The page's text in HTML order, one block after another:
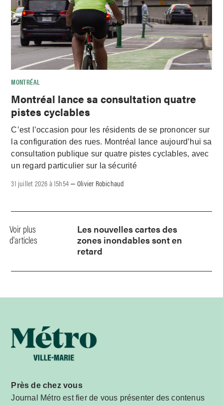
MONTRÉAL
Montréal lance sa consultation quatre
pistes cyclables
C’est l’occasion pour les résidents de se prononcer sur
la configuration des rues. Montréal lance aujourd’hui sa
consultation publique sur quatre pistes cyclables, avec
un regard particulier sur la sécurité
31 juillet 2026 à 15h54 –Olivier Robichaud
Voir plus
d'articles
Les nouvelles cartes des
zones inondables sont en
retard
Près de chez vous
Journal Métro est fier de vous présenter des contenus